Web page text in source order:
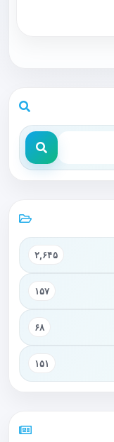
۲,۶۴۵
۱۵۷
۶۸
۱۵۱